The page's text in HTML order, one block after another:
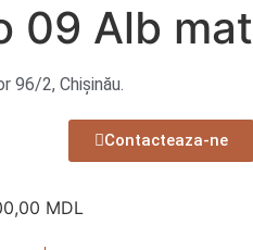
09 Alb mat
96/2, Chișinău.
Contacteaza-ne
MDL